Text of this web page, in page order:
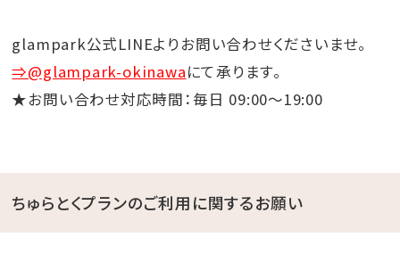
glampark公式LINEよりお問い合わせくださいませ。
⇒@glampark-okinawaにて承ります。
★お問い合わせ対応時間：毎日 09:00～19:00
ちゅらとくプランのご利用に関するお願い